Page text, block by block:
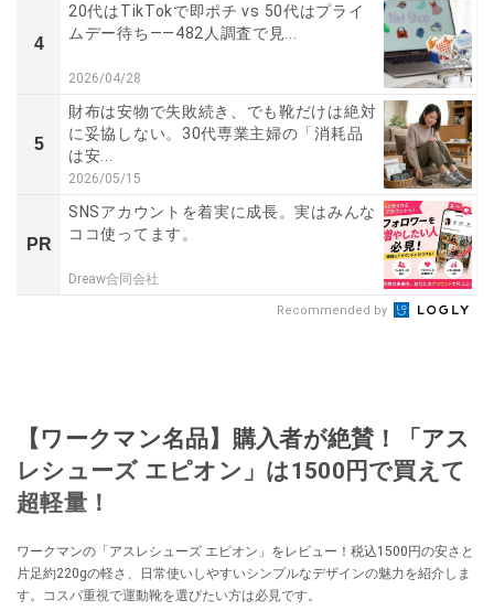
4
20代はTikTokで即ポチ vs 50代はプライ
ムデー待ち――482人調査で見...
2026/04/28
5
財布は安物で失敗続き、でも靴だけは絶対
に妥協しない。30代専業主婦の「消耗品
は安...
2026/05/15
PR
SNSアカウントを着実に成長。実はみんな
ココ使ってます。
Dreaw合同会社
Recommended by
【ワークマン名品】購入者が絶賛！「アス
レシューズ エピオン」は1500円で買えて
超軽量！
ワークマンの「アスレシューズ エピオン」をレビュー！税込1500円の安さと
片足約220gの軽さ、日常使いしやすいシンプルなデザインの魅力を紹介しま
す。コスパ重視で運動靴を選びたい方は必見です。